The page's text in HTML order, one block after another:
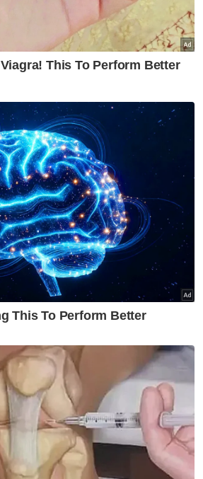
menjalani pemeriksaan rutin,"
menerusi E-Mel setiap
begitu dia masih
bagi memastikan
melawan penyakit
ingin membantu boleh
ke akaun Bank
(BSN) milik Asah di
Sinar Harian.
Klik di sini!